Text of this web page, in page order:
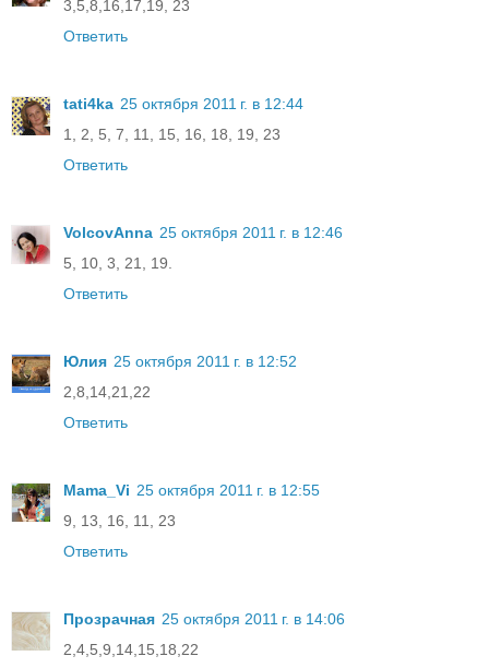
3,5,8,16,17,19, 23
Ответить
tati4ka 25 октября 2011 г. в 12:44
1, 2, 5, 7, 11, 15, 16, 18, 19, 23
Ответить
VolcovАnna 25 октября 2011 г. в 12:46
5, 10, 3, 21, 19.
Ответить
Юлия 25 октября 2011 г. в 12:52
2,8,14,21,22
Ответить
Mama_Vi 25 октября 2011 г. в 12:55
9, 13, 16, 11, 23
Ответить
Прозрачная 25 октября 2011 г. в 14:06
2,4,5,9,14,15,18,22